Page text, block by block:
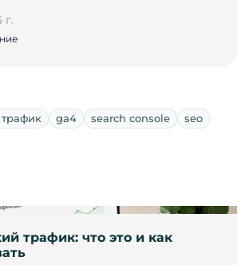
г.
ga4 search console seo
трафик: что это и как